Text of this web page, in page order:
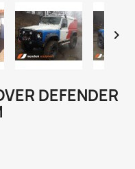

DEFENDER